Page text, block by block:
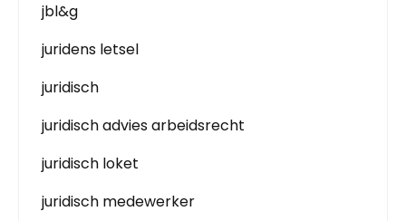
jbl&g
juridens letsel
juridisch
juridisch advies arbeidsrecht
juridisch loket
juridisch medewerker